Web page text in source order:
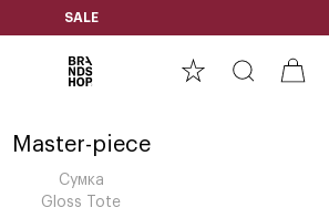
SALE
Master-piece
Сумка
Gloss Tote